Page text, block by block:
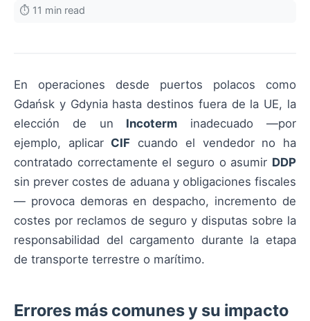
⏱️ 11 min read
En operaciones desde puertos polacos como
Gdańsk y Gdynia hasta destinos fuera de la UE, la
elección de un Incoterm inadecuado —por
ejemplo, aplicar CIF cuando el vendedor no ha
contratado correctamente el seguro o asumir DDP
sin prever costes de aduana y obligaciones fiscales
— provoca demoras en despacho, incremento de
costes por reclamos de seguro y disputas sobre la
responsabilidad del cargamento durante la etapa
de transporte terrestre o marítimo.
Errores más comunes y su impacto